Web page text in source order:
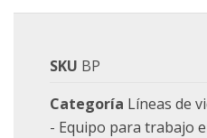
SKU BP
Categoría Líneas de
- Equipo para trabajo